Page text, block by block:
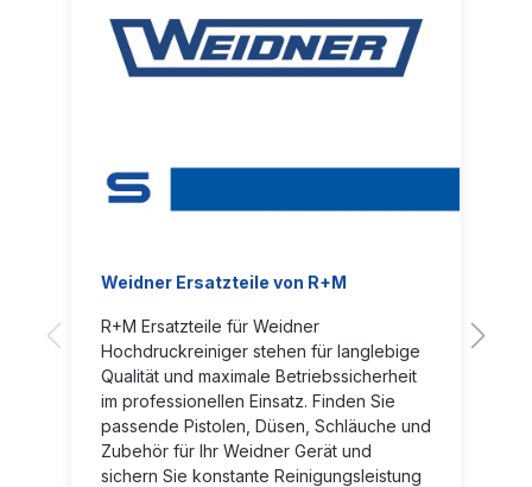
Weidner Ersatzteile von R+M
R+M Ersatzteile für Weidner
Hochdruckreiniger stehen für langlebige
Qualität und maximale Betriebssicherheit
im professionellen Einsatz. Finden Sie
passende Pistolen, Düsen, Schläuche und
Zubehör für Ihr Weidner Gerät und
sichern Sie konstante Reinigungsleistung